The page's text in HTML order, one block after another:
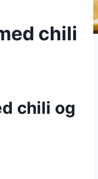
chili
chili og